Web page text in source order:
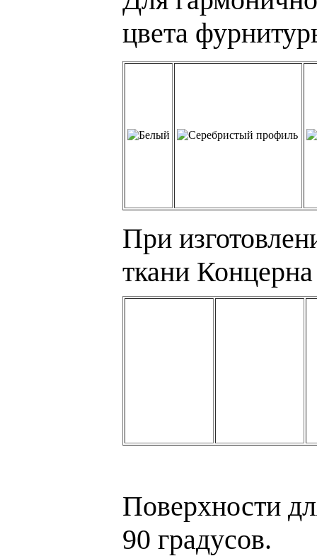
цвета
При
ткани
Поверхности
90 градусов.